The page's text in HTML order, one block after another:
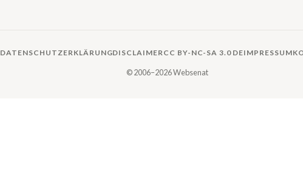
DATENSCHUTZERKLÄRUNGDISCLAIMER CC BY-NC-SA 3.0 DEIMPRESSUM
© 2006–2026 Websenat